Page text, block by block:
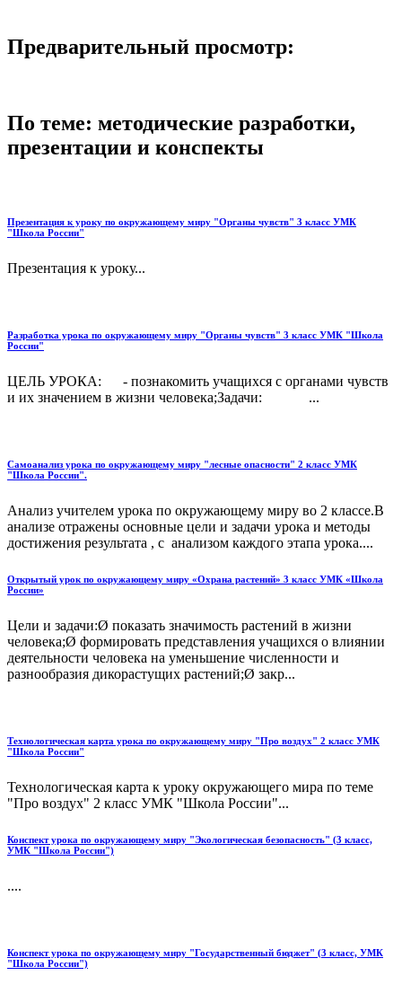
Предварительный просмотр:
По теме: методические разработки,
презентации и конспекты
Презентация к уроку по окружающему миру "Органы чувств" 3 класс УМК
"Школа России"
Презентация к уроку...
Разработка урока по окружающему миру "Органы чувств" 3 класс УМК "Школа
России"
ЦЕЛЬ УРОКА: - познакомить учащихся с органами чувств
и их значением в жизни человека;Задачи: ...
Самоанализ урока по окружающему миру "лесные опасности" 2 класс УМК
"Школа России".
Анализ учителем урока по окружающему миру во 2 классе.В
анализе отражены основные цели и задачи урока и методы
достижения результата , с анализом каждого этапа урока....
Открытый урок по окружающему миру «Охрана растений» 3 класс УМК «Школа
России»
Цели и задачи:Ø показать значимость растений в жизни
человека;Ø формировать представления учащихся о влиянии
деятельности человека на уменьшение численности и
разнообразия дикорастущих растений;Ø закр...
Технологическая карта урока по окружающему миру "Про воздух" 2 класс УМК
"Школа России"
Технологическая карта к уроку окружающего мира по теме
"Про воздух" 2 класс УМК "Школа России"...
Конспект урока по окружающему миру "Экологическая безопасность" (3 класс,
УМК "Школа России")
....
Конспект урока по окружающему миру "Государственный бюджет" (3 класс, УМК
"Школа России")